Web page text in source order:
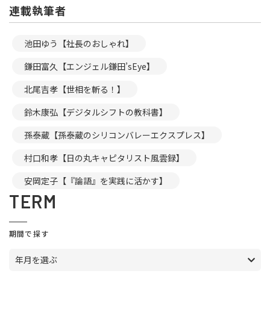
連載執筆者
池田ゆう【社長のおしゃれ】
鎌田富久【エンジェル鎌田’sEye】
北尾吉孝【世相を斬る！】
鈴木康弘【デジタルシフトの教科書】
孫泰蔵【孫泰蔵のシリコンバレーエクスプレス】
村口和孝【日の丸キャピタリスト風雲録】
安岡定子【『論語』を実践に活かす】
TERM
期間で探す
年月を選ぶ